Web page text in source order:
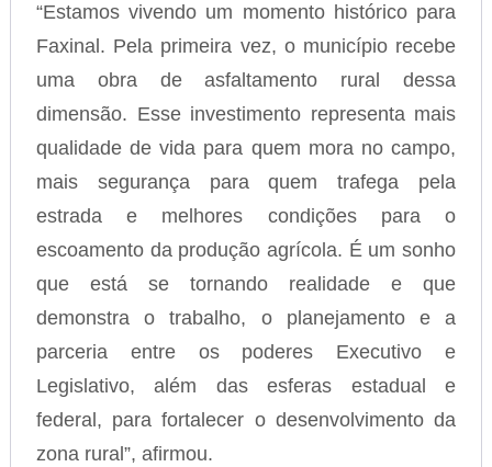
“Estamos vivendo um momento histórico para
Faxinal. Pela primeira vez, o município recebe
uma obra de asfaltamento rural dessa
dimensão. Esse investimento representa mais
qualidade de vida para quem mora no campo,
mais segurança para quem trafega pela
estrada e melhores condições para o
escoamento da produção agrícola. É um sonho
que está se tornando realidade e que
demonstra o trabalho, o planejamento e a
parceria entre os poderes Executivo e
Legislativo, além das esferas estadual e
federal, para fortalecer o desenvolvimento da
zona rural”, afirmou.